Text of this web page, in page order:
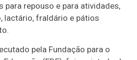
para repouso e para atividades,
lactário, fraldário e pátios
pela Fundação para o